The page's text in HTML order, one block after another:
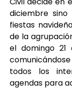
diciembre sino
fiestas
de la
el domingo
todos los
agendas para